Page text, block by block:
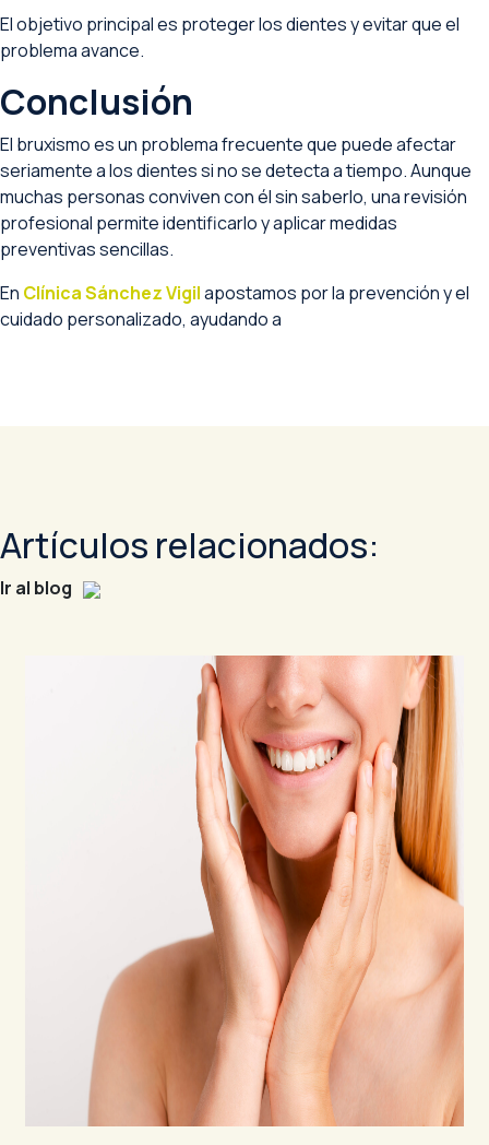
El objetivo principal es proteger los dientes y evitar que el
problema avance.
Conclusión
El bruxismo es un problema frecuente que puede afectar
seriamente a los dientes si no se detecta a tiempo. Aunque
muchas personas conviven con él sin saberlo, una revisión
profesional permite identificarlo y aplicar medidas
preventivas sencillas.
En Clínica Sánchez Vigilapostamos por la prevención y el
cuidado personalizado, ayudando a
Artículos relacionados:
Ir al blog